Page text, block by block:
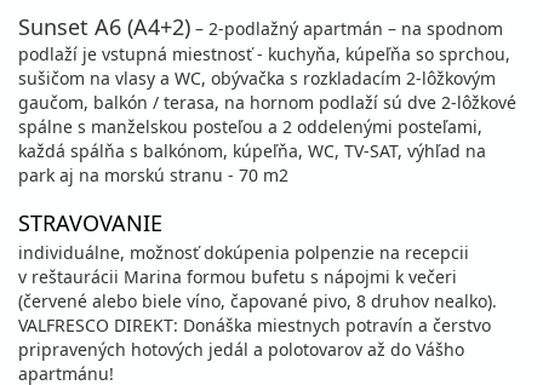
Sunset A6 (A4+2) – 2-podlažný apartmán – na spodnom
podlaží je vstupná miestnosť - kuchyňa, kúpeľňa so sprchou,
sušičom na vlasy a WC, obývačka s rozkladacím 2-lôžkovým
gaučom, balkón / terasa, na hornom podlaží sú dve 2-lôžkové
spálne s manželskou posteľou a 2 oddelenými posteľami,
každá spálňa s balkónom, kúpeľňa, WC, TV-SAT, výhľad na
park aj na morskú stranu - 70 m2
STRAVOVANIE
individuálne, možnosť dokúpenia polpenzie na recepcii
v reštaurácii Marina formou bufetu s nápojmi k večeri
(červené alebo biele víno, čapované pivo, 8 druhov nealko).
VALFRESCO DIREKT: Donáška miestnych potravín a čerstvo
pripravených hotových jedál a polotovarov až do Vášho
apartmánu!